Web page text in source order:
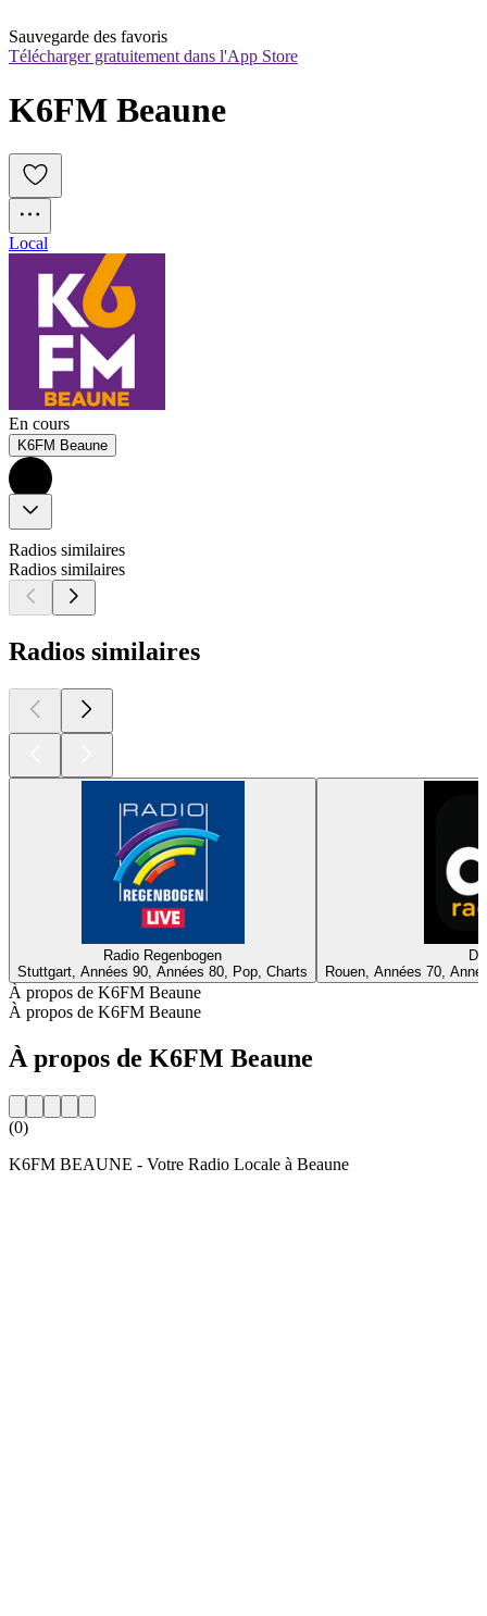
Sauvegarde des favoris
Télécharger gratuitement dans l'App Store
K6FM Beaune
Local
En cours
K6FM Beaune
Radios similaires
Radios similaires
Radios similaires
Radio Regenbogen
Stuttgart, Années 90, Années 80, Pop, Charts
Rouen, Années 70,
À propos de K6FM Beaune
À propos de K6FM Beaune
À propos de K6FM Beaune
(0)
K6FM BEAUNE - Votre Radio Locale à Beaune